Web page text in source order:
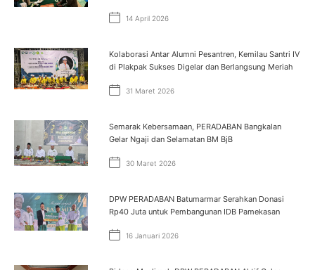
14 April 2026
Kolaborasi Antar Alumni Pesantren, Kemilau Santri IV
di Plakpak Sukses Digelar dan Berlangsung Meriah
31 Maret 2026
Semarak Kebersamaan, PERADABAN Bangkalan
Gelar Ngaji dan Selamatan BM BjB
30 Maret 2026
DPW PERADABAN Batumarmar Serahkan Donasi
Rp40 Juta untuk Pembangunan IDB Pamekasan
16 Januari 2026